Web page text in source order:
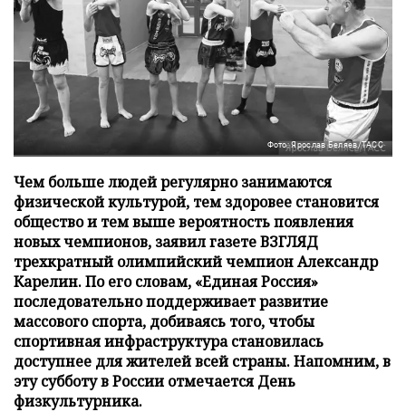
Фото: Ярослав Беляев/ТАСС
Чем больше людей регулярно занимаются
физической культурой, тем здоровее становится
общество и тем выше вероятность появления
новых чемпионов, заявил газете ВЗГЛЯД
трехкратный олимпийский чемпион Александр
Карелин. По его словам, «Единая Россия»
последовательно поддерживает развитие
массового спорта, добиваясь того, чтобы
спортивная инфраструктура становилась
доступнее для жителей всей страны. Напомним, в
эту субботу в России отмечается День
физкультурника.